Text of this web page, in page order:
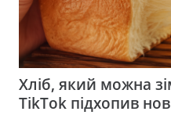
Хліб, який можна
TikTok підхопив